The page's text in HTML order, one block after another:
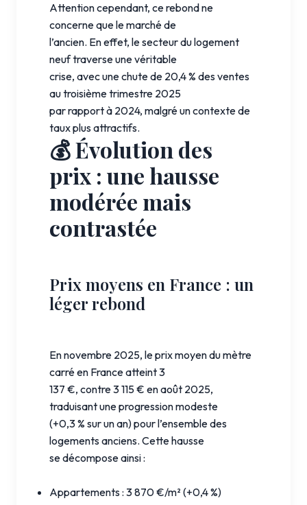
Attention cependant, ce rebond ne
concerne que le marché de
l’ancien. En effet, le secteur du logement
neuf traverse une véritable
crise, avec une chute de 20,4 % des ventes
au troisième trimestre 2025
par rapport à 2024, malgré un contexte de
taux plus attractifs.
💰 Évolution des
prix : une hausse
modérée mais
contrastée
Prix moyens en France : un
léger rebond
En novembre 2025, le prix moyen du mètre
carré en France atteint 3
137 €, contre 3 115 € en août 2025,
traduisant une progression modeste
(+0,3 % sur un an) pour l’ensemble des
logements anciens. Cette hausse
se décompose ainsi :
Appartements : 3 870 €/m² (+0,4 %)